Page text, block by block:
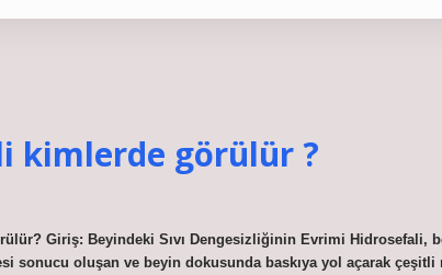
kimlerde görülür ?
Giriş: Beyindeki Sıvı Dengesizliğinin Evrimi Hidrosefali,
sonucu oluşan ve beyin dokusunda baskıya yol açarak